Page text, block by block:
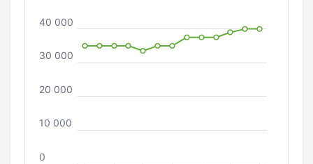
0
10 000
20 000
30 000
40 000